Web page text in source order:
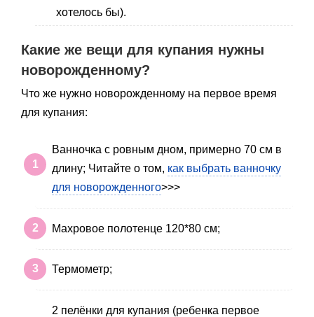
хотелось бы).
Какие же вещи для купания нужны
новорожденному?
Что же нужно новорожденному на первое время
для купания:
Ванночка с ровным дном, примерно 70 см в
длину; Читайте о том, как выбрать ванночку
для новорожденного>>>
Махровое полотенце 120*80 см;
Термометр;
2 пелёнки для купания (ребенка первое